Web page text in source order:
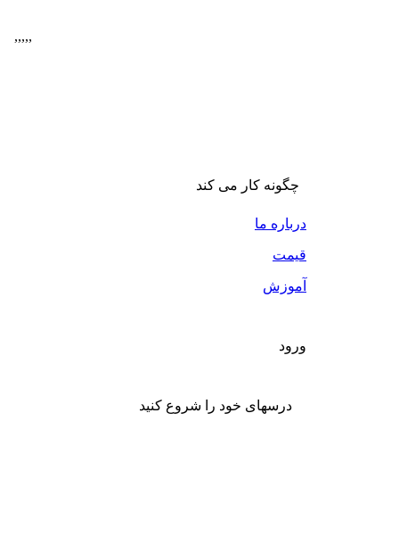
,,,,,
چگونه کار می کند
درباره ما
قیمت
آموزش
ورود
درسهای خود را شروع کنید